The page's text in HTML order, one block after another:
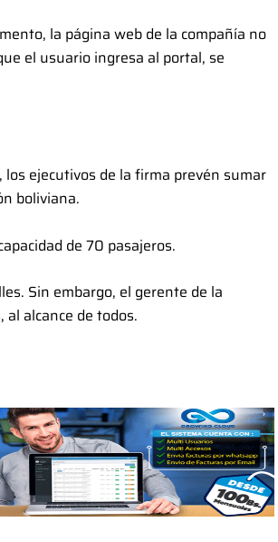
la página web de la compañía no
el usuario ingresa al portal, se
ejecutivos de la firma prevén sumar
boliviana.
de 70 pasajeros.
Sin embargo, el gerente de la
alcance de todos.